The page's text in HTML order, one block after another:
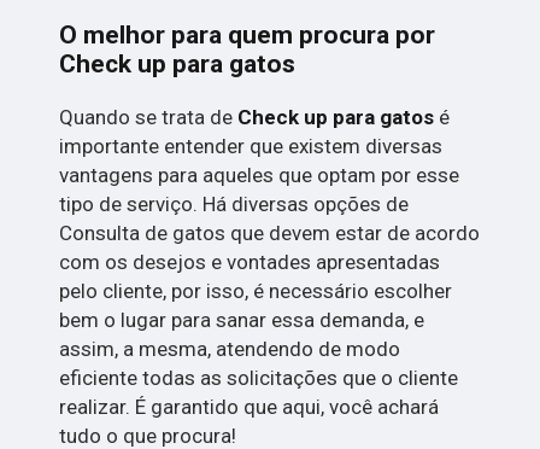
O melhor para quem procura por
Check up para gatos
Quando se trata de Check up para gatos é
importante entender que existem diversas
vantagens para aqueles que optam por esse
tipo de serviço. Há diversas opções de
Consulta de gatos que devem estar de acordo
com os desejos e vontades apresentadas
pelo cliente, por isso, é necessário escolher
bem o lugar para sanar essa demanda, e
assim, a mesma, atendendo de modo
eficiente todas as solicitações que o cliente
realizar. É garantido que aqui, você achará
tudo o que procura!